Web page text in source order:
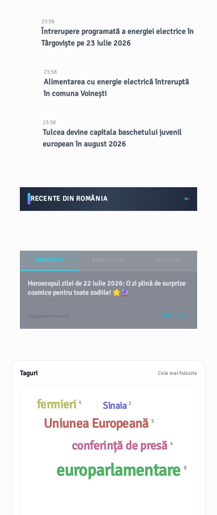
23:58
Întrerupere programată a energiei electrice în
Târgoviște pe 23 iulie 2026
23:58
Alimentarea cu energie electrică întreruptă
în comuna Voinești
23:58
Tulcea devine capitala baschetului juvenil
european în august 2026
RECENTE DIN ROMÂNIA
HOROSCOP
Horoscopul zilei de 22 iulie 2026: O zi plină de surprize
cosmice pentru toate zodiile! 🌟🔮
2 săptămâni în urmă VEZI TOT
Taguri Cele mai folosite
conferință de presă 4
Sinaia 2
Uniunea Europeană 5
europarlamentare9
fermieri4